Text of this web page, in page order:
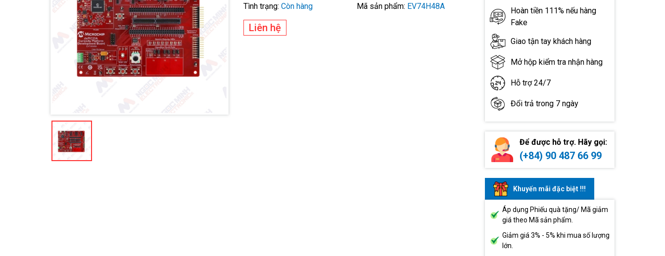
Tình trạng: Còn hàng Mã sản phẩm: EV74H48A
Liên hệ
Hoàn tiền 111% nếu hàng
Fake
Giao tận tay khách hàng
Mở hộp kiểm tra nhận hàng
Hỗ trợ 24/7
Đổi trả trong 7 ngày
Để được hỗ trợ. Hãy gọi:
(+84) 90 487 66 99
Khuyến mãi đặc biệt !!!
Áp dụng Phiếu quà tặng/ Mã giảm
giá theo Mã sản phẩm.
Giảm giá 3% - 5% khi mua số lượng
lớn.